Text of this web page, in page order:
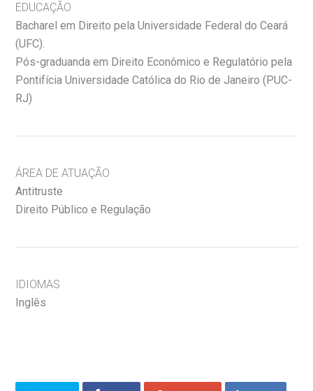
EDUCAÇÃO
Bacharel em Direito pela Universidade Federal do Ceará
(UFC).
Pós-graduanda em Direito Econômico e Regulatório pela
Pontifícia Universidade Católica do Rio de Janeiro (PUC-
RJ)
ÁREA DE ATUAÇÃO
Antitruste
Direito Público e Regulação
IDIOMAS
Inglês